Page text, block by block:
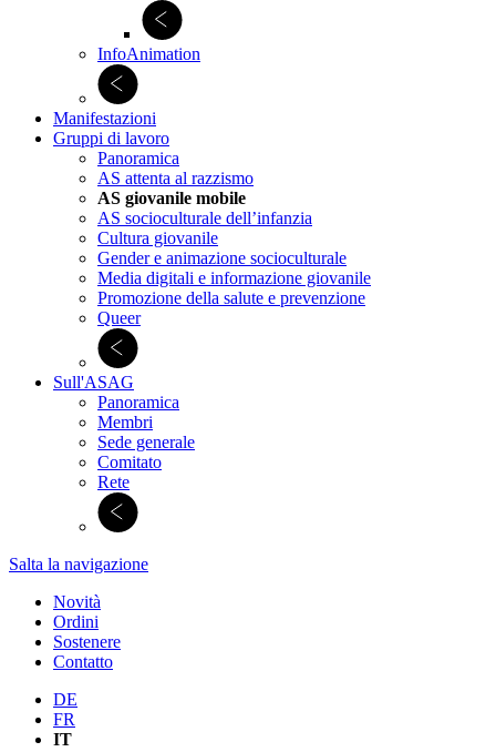
InfoAnimation
Manifestazioni
Gruppi di lavoro
Panoramica
AS attenta al razzismo
AS giovanile mobile
AS socioculturale dell’infanzia
Cultura giovanile
Gender e animazione socioculturale
Media digitali e informazione giovanile
Promozione della salute e prevenzione
Queer
Sull'ASAG
Panoramica
Membri
Sede generale
Comitato
Rete
Salta la navigazione
Novità
Ordini
Sostenere
Contatto
DE
FR
IT